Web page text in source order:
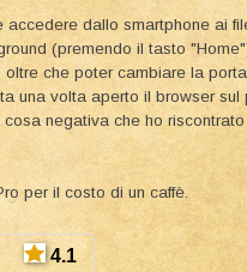
accedere dallo smartphone ai
(premendo il tasto
che poter cambiare la
una volta aperto il browser sul
negativa che ho
per il costo di un caffè.
4.1